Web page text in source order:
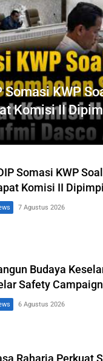
Somasi KWP
Komisi II
Somasi KWP
Komisi II
7 Agustus 2026
Budaya
Safety
6 Agustus 2026